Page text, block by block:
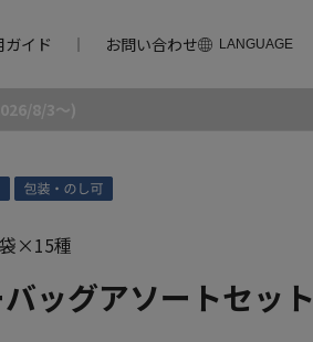
ガイド お問い合わせ LANGUAGE
8/3～)
×15種
ッグアソートセット